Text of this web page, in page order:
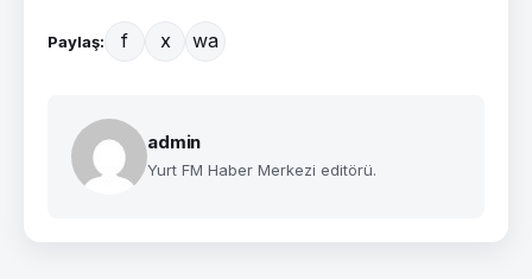
Paylaş: f x wa
admin
Yurt FM Haber Merkezi editörü.